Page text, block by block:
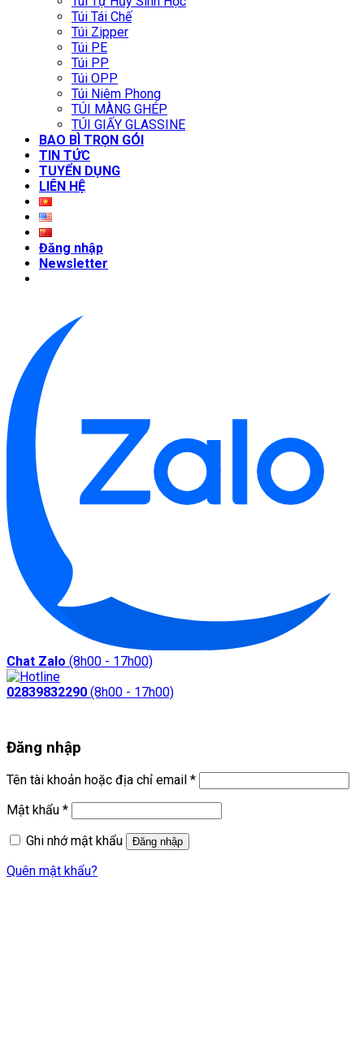
Túi Tái Chế
Túi Zipper
Túi PE
Túi PP
Túi OPP
Túi Niêm Phong
TÚI MÀNG GHÉP
TÚI GIẤY GLASSINE
BAO BÌ TRỌN GÓI
TIN TỨC
TUYỂN DỤNG
LIÊN HỆ
Đăng nhập
Newsletter
Chat Zalo (8h00 - 17h00)
02839832290 (8h00 - 17h00)
Đăng nhập
Tên tài khoản hoặc địa chỉ email *Bắt
buộc
Mật khẩu *Bắt
buộc
Ghi nhớ mật khẩu
Đăng nhập
Quên mật khẩu?